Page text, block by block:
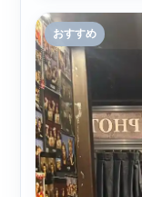
おすすめ